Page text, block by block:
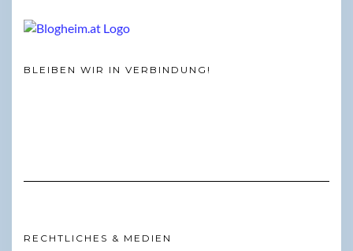
BLEIBEN WIR IN VERBINDUNG!
RECHTLICHES & MEDIEN